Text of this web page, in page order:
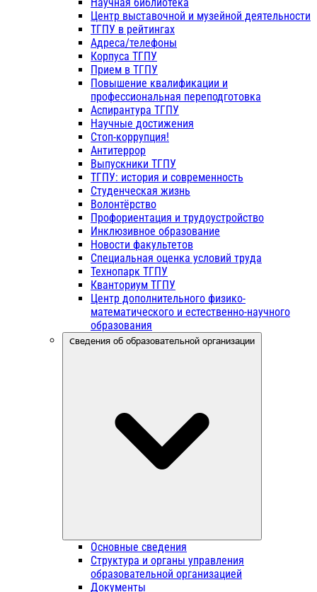
Научная библиотека
Центр выставочной и музейной деятельности
ТГПУ в рейтингах
Адреса/телефоны
Корпуса ТГПУ
Прием в ТГПУ
Повышение квалификации и
профессиональная переподготовка
Аспирантура ТГПУ
Научные достижения
Стоп-коррупция!
Антитеррор
Выпускники ТГПУ
ТГПУ: история и современность
Студенческая жизнь
Волонтёрство
Профориентация и трудоустройство
Инклюзивное образование
Новости факультетов
Специальная оценка условий труда
Технопарк ТГПУ
Кванториум ТГПУ
Центр дополнительного физико-
математического и естественно-научного
образования
Сведения об образовательной организации
Основные сведения
Структура и органы управления
образовательной организацией
Документы